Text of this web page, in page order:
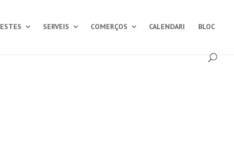
SERVEIS COMERÇOS CALENDARI BLOC